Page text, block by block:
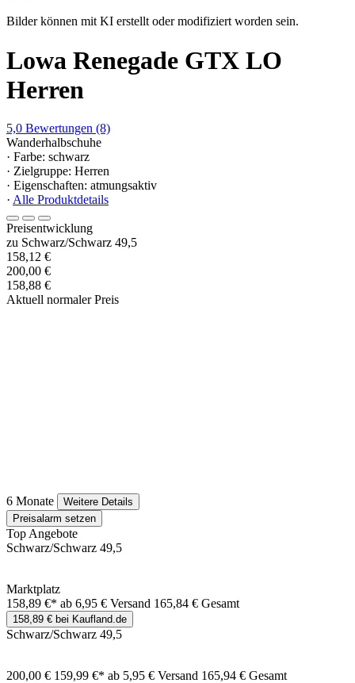
Bilder können mit KI erstellt oder modifiziert worden sein.
Lowa Renegade GTX LO
Herren
5,0 Bewertungen (8)
Wanderhalbschuhe
· Farbe: schwarz
· Zielgruppe: Herren
· Eigenschaften: atmungsaktiv
· Alle Produktdetails
Preisentwicklung
zu Schwarz/Schwarz 49,5
158,12 €
200,00 €
158,88 €
Aktuell normaler Preis
6 Monate
Weitere Details
Preisalarm setzen
Top Angebote
Schwarz/Schwarz 49,5
Marktplatz
158,89 €* ab 6,95 € Versand 165,84 € Gesamt
158,89 € bei Kaufland.de
Schwarz/Schwarz 49,5
200,00 € 159,99 €* ab 5,95 € Versand 165,94 € Gesamt